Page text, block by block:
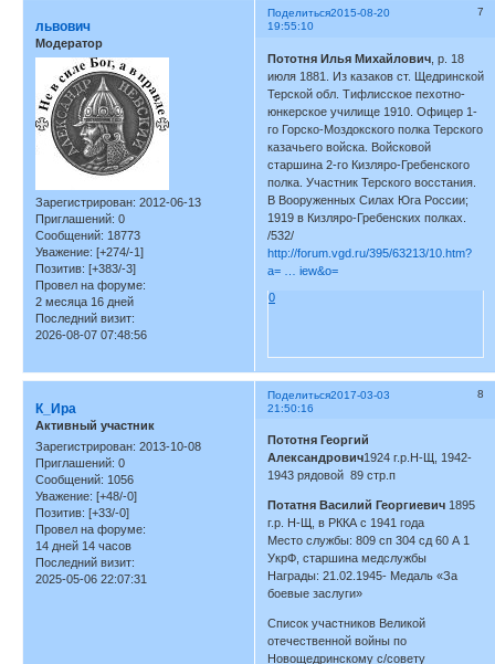
Поделиться 7
2015-08-20
19:55:10
львович
Модератор
Зарегистрирован: 2012-06-13
Приглашений: 0
Сообщений: 18773
Уважение: [+274/-1]
Позитив: [+383/-3]
Провел на форуме:
2 месяца 16 дней
Последний визит:
2026-08-07 07:48:56
Пототня Илья Михайлович , р. 18
июля 1881. Из казаков ст. Щедринской
Терской обл. Тифлисское пехотно-
юнкерское училище 1910. Офицер 1-
го Горско-Моздокского полка Терского
казачьего войска. Войсковой
старшина 2-го Кизляро-Гребенского
полка. Участник Терского восстания.
В Вооруженных Силах Юга России;
1919 в Кизляро-Гребенских полках.
/532/
http://forum.vgd.ru/395/63213/10.htm?
a= … iew&o=
0
Поделиться 8
2017-03-03
21:50:16
К_Ира
Активный участник
Зарегистрирован: 2013-10-08
Приглашений: 0
Сообщений: 1056
Уважение: [+48/-0]
Позитив: [+33/-0]
Провел на форуме:
14 дней 14 часов
Последний визит:
2025-05-06 22:07:31
Пототня Георгий
Александрович1924 г.р.Н-Щ, 1942-
1943 рядовой 89 стр.п
Потатня Василий Георгиевич 1895
г.р. Н-Щ, в РККА с 1941 года
Место службы: 809 сп 304 сд 60 А 1
УкрФ, старшина медслужбы
Награды: 21.02.1945- Медаль «За
боевые заслуги»
Список участников Великой
отечественной войны по
Новощедринскому с/совету